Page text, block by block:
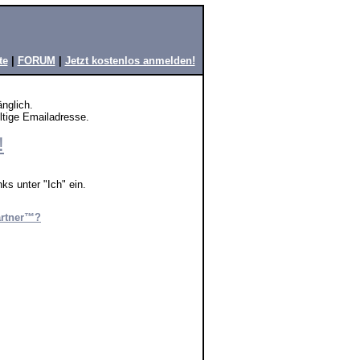
| FORUM Jetzt kostenlos anmelden!
Emailadresse.
unter "Ich" ein.